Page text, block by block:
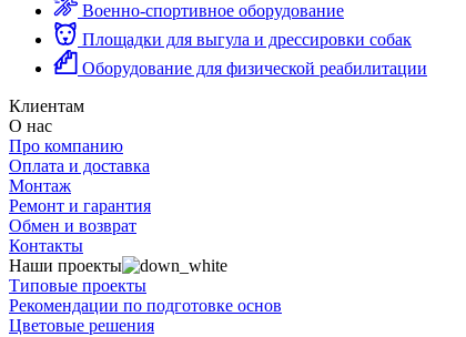
Военно-спортивное оборудование
Площадки для выгула и дрессировки собак
Оборудование для физической реабилитации
Клиентам
О нас
Про компанию
Оплата и доставка
Монтаж
Ремонт и гарантия
Обмен и возврат
Контакты
Наши проекты
Типовые проекты
Рекомендации по подготовке основ
Цветовые решения